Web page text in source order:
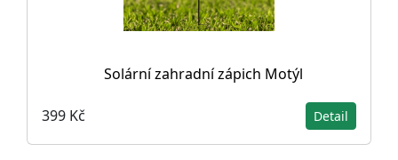
Solární zahradní zápich Motýl
399 Kč Detail